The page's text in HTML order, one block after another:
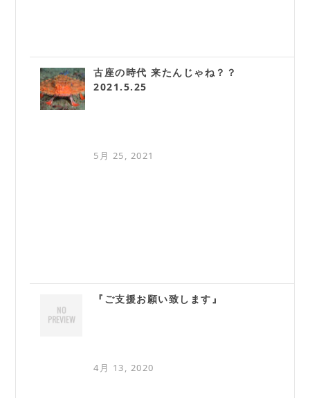
古座の時代 来たんじゃね？？
2021.5.25
5月 25, 2021
『ご支援お願い致します』
4月 13, 2020